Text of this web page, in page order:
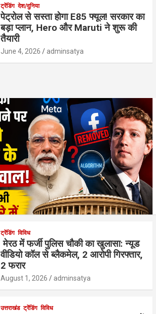
ट्रेंडिंग देश/दुनिया
पेट्रोल से सस्ता होगा E85 फ्यूल! सरकार का
बड़ा प्लान, Hero और Maruti ने शुरू की
तैयारी
June 4, 2026 adminsatya
ट्रेंडिंग विविध
मेरठ में फर्जी पुलिस चौकी का खुलासा: न्यूड
वीडियो कॉल से ब्लैकमेल, 2 आरोपी गिरफ्तार,
2 फरार
August 1, 2026 adminsatya
उत्तराखंड ट्रेंडिंग विविध